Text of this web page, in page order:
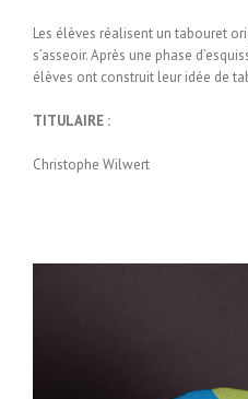
Les élèves réalisent un tabouret
s’asseoir. Après une phase
élèves ont construit leur idée de
TITULAIRE :
Christophe Wilwert